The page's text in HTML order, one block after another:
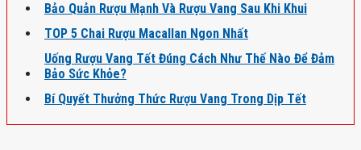
Bảo Quản Rượu Mạnh Và Rượu Vang Sau Khi Khui
TOP 5 Chai Rượu Macallan Ngon Nhất
Uống Rượu Vang Tết Đúng Cách Như Thế Nào Để Đảm
Bảo Sức Khỏe?
Bí Quyết Thưởng Thức Rượu Vang Trong Dịp Tết